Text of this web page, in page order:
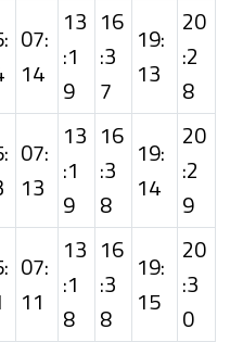
07:
14
13
:1
9
16
:3
7
19:
13
20
:2
8
07:
13
13
:1
9
16
:3
8
19:
14
20
:2
9
07:
11
13
:1
8
16
:3
8
19:
15
20
:3
0